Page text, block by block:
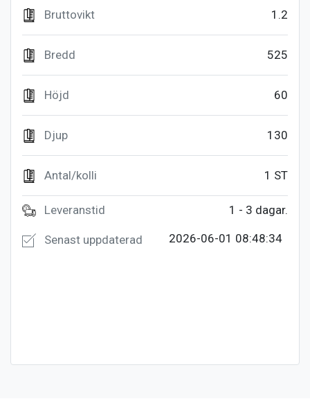
1.2
Bruttovikt
525
Bredd
60
Höjd
130
Djup
1 ST
Antal/kolli
1 - 3 dagar.
Leveranstid
2026-06-01 08:48:34
Senast uppdaterad